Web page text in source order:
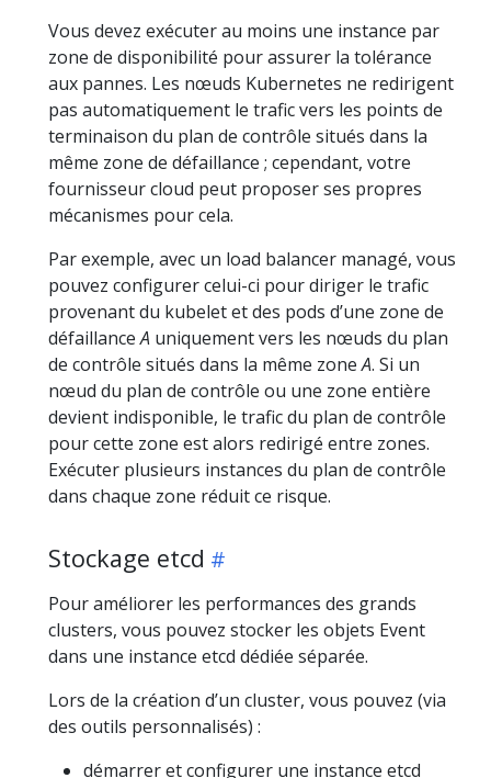
Vous devez exécuter au moins une instance par
zone de disponibilité pour assurer la tolérance
aux pannes. Les nœuds Kubernetes ne redirigent
pas automatiquement le trafic vers les points de
terminaison du plan de contrôle situés dans la
même zone de défaillance ; cependant, votre
fournisseur cloud peut proposer ses propres
mécanismes pour cela.
Par exemple, avec un load balancer managé, vous
pouvez configurer celui-ci pour diriger le trafic
provenant du kubelet et des pods d’une zone de
défaillanceA uniquement vers les nœuds du plan
de contrôle situés dans la même zoneA. Si un
nœud du plan de contrôle ou une zone entière
devient indisponible, le trafic du plan de contrôle
pour cette zone est alors redirigé entre zones.
Exécuter plusieurs instances du plan de contrôle
dans chaque zone réduit ce risque.
Stockage etcd
Pour améliorer les performances des grands
clusters, vous pouvez stocker les objets Event
dans une instance etcd dédiée séparée.
Lors de la création d’un cluster, vous pouvez (via
des outils personnalisés) :
démarrer et configurer une instance etcd